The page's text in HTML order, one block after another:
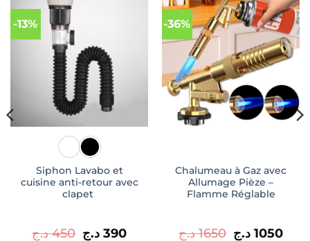
-13%
Siphon Lavabo et
cuisine anti-retour avec
clapet
450 د.ج
Le
390 د.ج
Le
-36%
Chalumeau à Gaz avec
Allumage Pièze –
Flamme Réglable
1650 د.ج
Le
1050 د.ج
Le